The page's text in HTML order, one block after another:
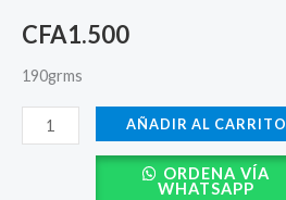
CFA1.500
190grms
AÑADIR AL CARRITO
ORDENA VÍA
WHATSAPP